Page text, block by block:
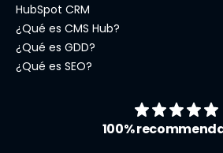
HubSpot CRM
¿Qué es CMS Hub?
¿Qué es GDD?
¿Qué es SEO?
100%